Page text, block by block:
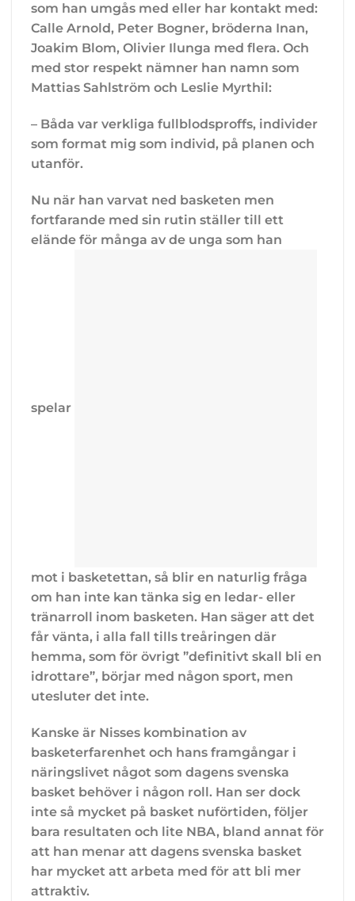
som han umgås med eller har kontakt med:
Calle Arnold, Peter Bogner, bröderna Inan,
Joakim Blom, Olivier Ilunga med flera. Och
med stor respekt nämner han namn som
Mattias Sahlström och Leslie Myrthil:
– Båda var verkliga fullblodsproffs, individer
som format mig som individ, på planen och
utanför.
Nu när han varvat ned basketen men
fortfarande med sin rutin ställer till ett
elände för många av de unga som han
spelar
mot i basketettan, så blir en naturlig fråga
om han inte kan tänka sig en ledar- eller
tränarroll inom basketen. Han säger att det
får vänta, i alla fall tills treåringen där
hemma, som för övrigt ”definitivt skall bli en
idrottare”, börjar med någon sport, men
utesluter det inte.
Kanske är Nisses kombination av
basketerfarenhet och hans framgångar i
näringslivet något som dagens svenska
basket behöver i någon roll. Han ser dock
inte så mycket på basket nuförtiden, följer
bara resultaten och lite NBA, bland annat för
att han menar att dagens svenska basket
har mycket att arbeta med för att bli mer
attraktiv.